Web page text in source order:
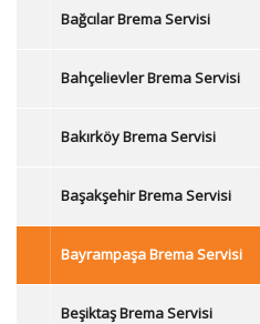
Bağcılar Brema Servisi
Bahçelievler Brema Servisi
Bakırköy Brema Servisi
Başakşehir Brema Servisi
Bayrampaşa Brema Servisi
Beşiktaş Brema Servisi